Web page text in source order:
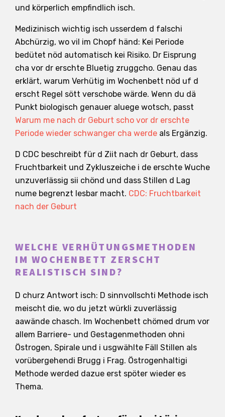
und körperlich empfindlich isch.
Medizinisch wichtig isch usserdem d falschi
Abchürzig, wo vil im Chopf händ: Kei Periode
bedütet nöd automatisch kei Risiko. Dr Eisprung
cha vor dr erschte Bluetig zruggcho. Genau das
erklärt, warum Verhütig im Wochenbett nöd uf d
erscht Regel sött verschobe wärde. Wenn du dä
Punkt biologisch genauer aluege wotsch, passt
Warum me nach dr Geburt scho vor dr erschte
Periode wieder schwanger cha werde als Ergänzig.
D CDC beschreibt für d Ziit nach dr Geburt, dass
Fruchtbarkeit und Zykluszeiche i de erschte Wuche
unzuverlässig sii chönd und dass Stillen d Lag
nume begrenzt lesbar macht. CDC: Fruchtbarkeit
nach der Geburt
WELCHE VERHÜTUNGSMETHODEN
IM WOCHENBETT ZERSCHT
REALISTISCH SIND?
D churz Antwort isch: D sinnvollschti Methode isch
meischt die, wo du jetzt würkli zuverlässig
aawände chasch. Im Wochenbett chömed drum vor
allem Barriere- und Gestagenmethoden ohni
Östrogen, Spirale und i usgwählte Fäll Stillen als
vorübergehendi Brugg i Frag. Östrogenhaltigi
Methode werded dazue erst spöter wieder es
Thema.